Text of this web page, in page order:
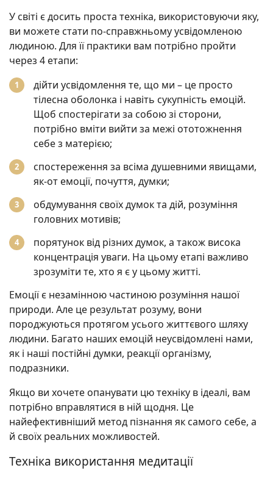
У світі є досить проста техніка, використовуючи яку,
ви можете стати по-справжньому усвідомленою
людиною. Для її практики вам потрібно пройти
через 4 етапи:
дійти усвідомлення те, що ми – це просто
тілесна оболонка і навіть сукупність емоцій.
Щоб спостерігати за собою зі сторони,
потрібно вміти вийти за межі ототожнення
себе з матерією;
спостереження за всіма душевними явищами,
як-от емоції, почуття, думки;
обдумування своїх думок та дій, розуміння
головних мотивів;
порятунок від різних думок, а також висока
концентрація уваги. На цьому етапі важливо
зрозуміти те, хто я є у цьому житті.
Емоції є незамінною частиною розуміння нашої
природи. Але це результат розуму, вони
породжуються протягом усього життєвого шляху
людини. Багато наших емоцій неусвідомлені нами,
як і наші постійні думки, реакції організму,
подразники.
Якщо ви хочете опанувати цю техніку в ідеалі, вам
потрібно вправлятися в ній щодня. Це
найефективніший метод пізнання як самого себе, а
й своїх реальних можливостей.
Техніка використання медитації